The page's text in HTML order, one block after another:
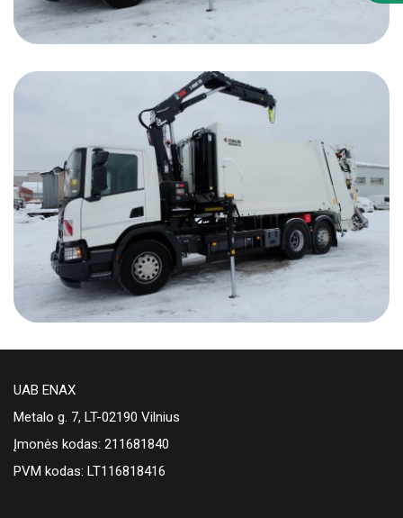
UAB ENAX
Metalo g. 7, LT-02190 Vilnius
Įmonės kodas: 211681840
PVM kodas: LT116818416